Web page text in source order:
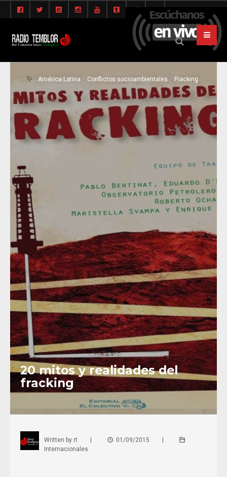
América Latina Conflictos socioambientales Fracking
20 mitos y realidades del
fracking
Written by rt | 01/09/2015
|
Internacionales